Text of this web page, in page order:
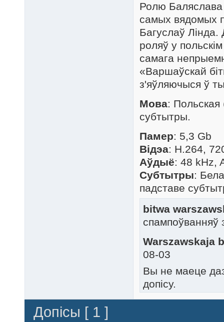
Ролю Баляслава
самых вядомых
Багуслаў Лінда.
роляў у
самага
«Варшаўскай
з'яўляючыся ў
Мова: Польская
субтытры.
Памер: 5,3 Gb
Відэа: H.264,
Аўдыё: 48 kHz,
Субтытры:
падставе
bitwa
Warszawskaja
08-03
Вы не маеце
допісу.
Допісы [ 1 ]